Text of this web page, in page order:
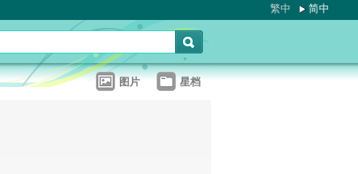
繁中 简中
图片 星档